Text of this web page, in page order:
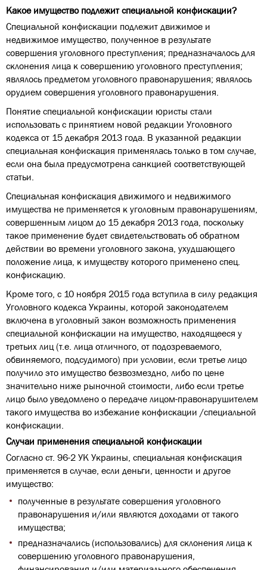
Какое имущество подлежит специальной конфискации?
Специальной конфискации подлежит движимое и
недвижимое имущество, полученное в результате
совершения уголовного преступления; предназначалось для
склонения лица к совершению уголовного преступления;
являлось предметом уголовного правонарушения; являлось
орудием совершения уголовного правонарушения.
Понятие специальной конфискации юристы стали
использовать с принятием новой редакции Уголовного
кодекса от 15 декабря 2013 года. В указанной редакции
специальная конфискация применялась только в том случае,
если она была предусмотрена санкцией соответствующей
статьи.
Специальная конфискация движимого и недвижимого
имущества не применяется к уголовным правонарушениям,
совершенным лицом до 15 декабря 2013 года, поскольку
такое применение будет свидетельствовать об обратном
действии во времени уголовного закона, ухудшающего
положение лица, к имуществу которого применено спец.
конфискацию.
Кроме того, с 10 ноября 2015 года вступила в силу редакция
Уголовного кодекса Украины, которой законодателем
включена в уголовный закон возможность применения
специальной конфискации на имущество, находящееся у
третьих лиц (т.е. лица отличного, от подозреваемого,
обвиняемого, подсудимого) при условии, если третье лицо
получило это имущество безвозмездно, либо по цене
значительно ниже рыночной стоимости, либо если третье
лицо было уведомлено о передаче лицом-правонарушителем
такого имущества во избежание конфискации /специальной
конфискации.
Случаи применения специальной конфискации
Согласно ст. 96-2 УК Украины, специальная конфискация
применяется в случае, если деньги, ценности и другое
имущество:
полученные в результате совершения уголовного
правонарушения и/или являются доходами от такого
имущества;
предназначались (использовались) для склонения лица к
совершению уголовного правонарушения,